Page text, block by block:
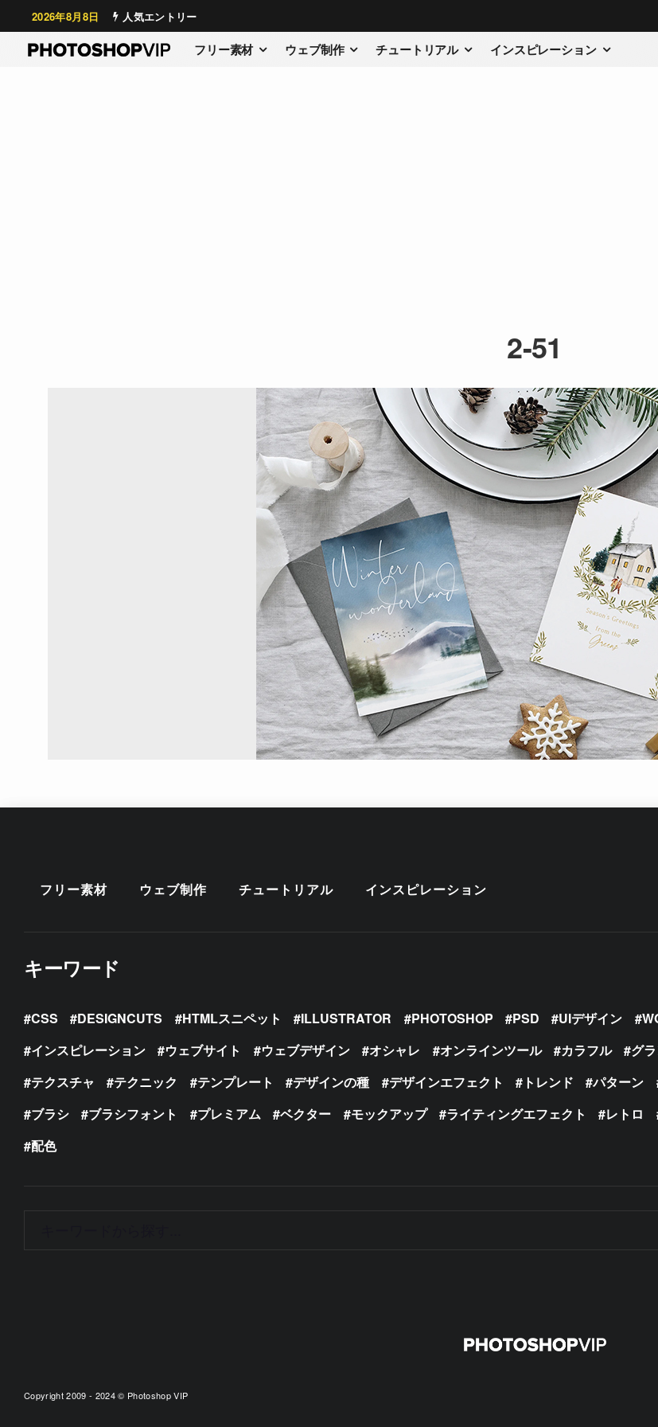
2026年8月8日 人気エントリー
フリー素材 ウェブ制作 チュートリアル インスピレーション
2-51
フリー素材 ウェブ制作 チュートリアル インスピレーション
キーワード
CSS DESIGNCUTS HTMLスニペット ILLUSTRATOR PHOTOSHOP PSD UIデザイン
インスピレーション
ウェブサイト ウェブデザイン オシャレ オンラインツール カラフル グ
テクスチャ
テクニック テンプレート デザインの種 デザインエフェクト トレンド パターン
ブラシ
ブラシフォント プレミアム ベクター モックアップ ライティングエフェクト レトロ
配色
Copyright 2009 - 2024 © Photoshop VIP